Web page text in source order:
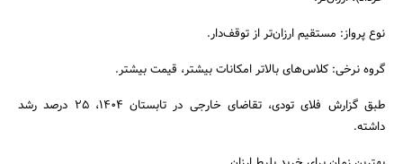
نوع پرواز: مستقیم ارزان‌تر از توقف‌دار.
گروه نرخی: کلاس‌های بالاتر امکانات بیشتر، قیمت بیشتر.
طبق گزارش فلای تودی، تقاضای خارجی در تابستان ۱۴۰۴، ۲۵ درصد رشد
داشته.